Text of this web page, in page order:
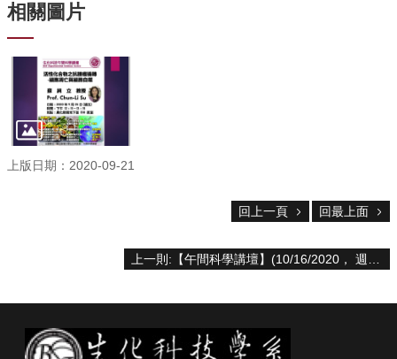
下
載
款
專
區
科
相關圖片
上版日期：2020-09-21
回上一頁 回最上面
上一則:【午間科學講壇】(10/16/2020， 週五) 許弼強博士：Opening the Door to the Pharmaceutical Industry